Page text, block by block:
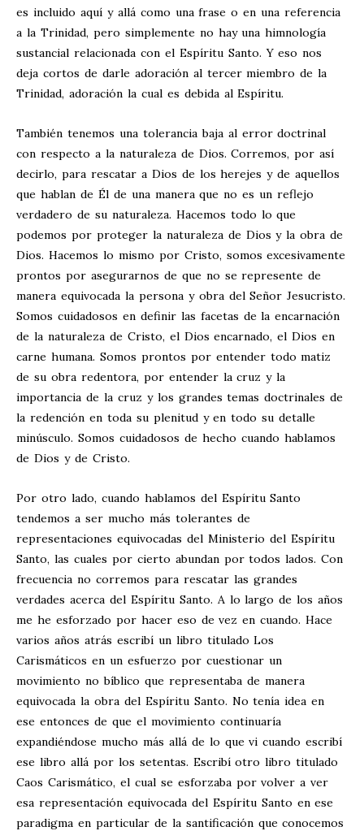
es incluido aquí y allá como una frase o en una referencia
a la Trinidad, pero simplemente no hay una himnología
sustancial relacionada con el Espíritu Santo. Y eso nos
deja cortos de darle adoración al tercer miembro de la
Trinidad, adoración la cual es debida al Espíritu.
También tenemos una tolerancia baja al error doctrinal
con respecto a la naturaleza de Dios. Corremos, por así
decirlo, para rescatar a Dios de los herejes y de aquellos
que hablan de Él de una manera que no es un reflejo
verdadero de su naturaleza. Hacemos todo lo que
podemos por proteger la naturaleza de Dios y la obra de
Dios. Hacemos lo mismo por Cristo, somos excesivamente
prontos por asegurarnos de que no se represente de
manera equivocada la persona y obra del Señor Jesucristo.
Somos cuidadosos en definir las facetas de la encarnación
de la naturaleza de Cristo, el Dios encarnado, el Dios en
carne humana. Somos prontos por entender todo matiz
de su obra redentora, por entender la cruz y la
importancia de la cruz y los grandes temas doctrinales de
la redención en toda su plenitud y en todo su detalle
minúsculo. Somos cuidadosos de hecho cuando hablamos
de Dios y de Cristo.
Por otro lado, cuando hablamos del Espíritu Santo
tendemos a ser mucho más tolerantes de
representaciones equivocadas del Ministerio del Espíritu
Santo, las cuales por cierto abundan por todos lados. Con
frecuencia no corremos para rescatar las grandes
verdades acerca del Espíritu Santo. A lo largo de los años
me he esforzado por hacer eso de vez en cuando. Hace
varios años atrás escribí un libro titulado Los
Carismáticos en un esfuerzo por cuestionar un
movimiento no bíblico que representaba de manera
equivocada la obra del Espíritu Santo. No tenía idea en
ese entonces de que el movimiento continuaría
expandiéndose mucho más allá de lo que vi cuando escribí
ese libro allá por los setentas. Escribí otro libro titulado
Caos Carismático, el cual se esforzaba por volver a ver
esa representación equivocada del Espíritu Santo en ese
paradigma en particular de la santificación que conocemos